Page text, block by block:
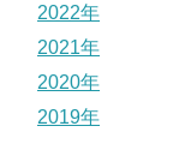
2022年
2021年
2020年
2019年